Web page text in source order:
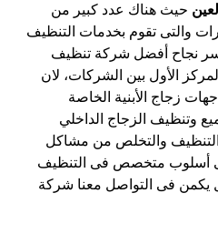
حيث هناك عدد كبير من
والتى تقوم بخدمات التنظيف
سر نجاح أفضل شركة تنظيف
الأول بين الشركات، لان
زجاج الأبنية الخاصة
وتنظيف الزجاج الداخلي
والتخلص من مشاكل
أسلوب متخصص فى التنظيف
يكمن فى التواصل معنا شركة